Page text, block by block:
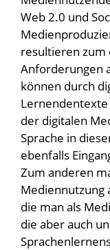
Web 2.0 und
resultieren zum
Anforderungen
können durch
der digitalen
Sprache in
ebenfalls
Zum anderen
Mediennutzung
die man als
die aber auch